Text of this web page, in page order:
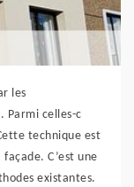
les
Parmi celles-c
technique est
C’est une
existantes.